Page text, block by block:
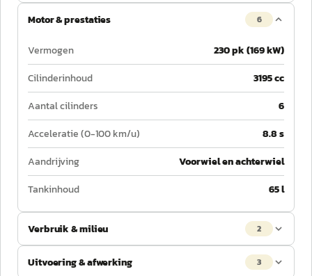
Motor & prestaties 6
Vermogen
230 pk (169 kW)
Cilinderinhoud
3195 cc
Aantal cilinders
6
Acceleratie (0-100 km/u)
8.8 s
Aandrijving
Voorwiel en achterwiel
Tankinhoud
65 l
Verbruik & milieu 2
Uitvoering & afwerking 3